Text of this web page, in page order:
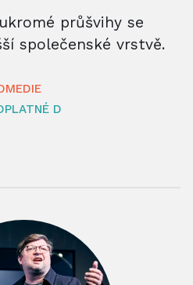
průšvihy se
společenské vrstvě.
D